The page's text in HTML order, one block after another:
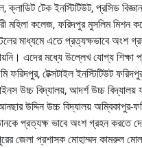
টেক ইনস্টিটিউট, প্রসিড
মহিলা কলেজ, ফরিদপুর মুসলিম মিশন
মাধ্যমে এতে প্রত্যক্ষভাবে অংশ
এদের মধ্যে উল্লেখ যোগ্য শিক্ষা
ফরিদপুর, টেক্সটাইল ইনস্টিটিউট
উচ্চ বিদ্যালয়, আদর্শ উচ্চ বিদ্যালয়
উদ্দিন উচ্চ বিদ্যালয় অম্বিকাপুর-
প্রত্যক্ষ ভাবে অংশ গ্রহন করতে
জেলা প্রশাসক মোহাম্মদ কামরুল